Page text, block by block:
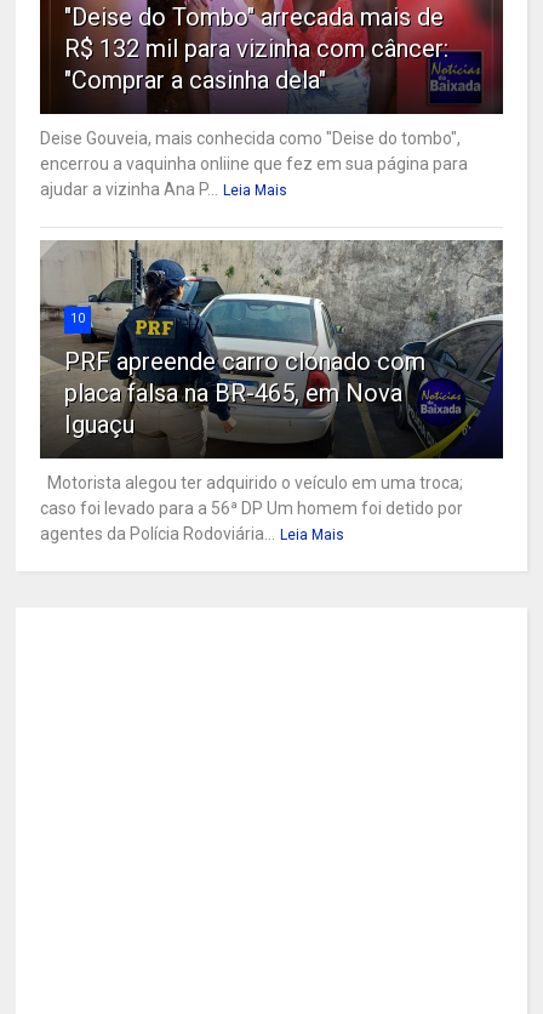
"Deise do Tombo" arrecada mais de
R$ 132 mil para vizinha com câncer:
"Comprar a casinha dela"
Deise Gouveia, mais conhecida como "Deise do tombo",
encerrou a vaquinha onliine que fez em sua página para
ajudar a vizinha Ana P...
Leia Mais
10
PRF apreende carro clonado com
placa falsa na BR-465, em Nova
Iguaçu
Motorista alegou ter adquirido o veículo em uma troca;
caso foi levado para a 56ª DP Um homem foi detido por
agentes da Polícia Rodoviária...
Leia Mais